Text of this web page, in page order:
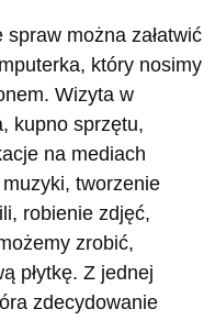
można załatwić
który nosimy
Wizyta w
kupno sprzętu,
na mediach
muzyki, tworzenie
robienie zdjęć,
zrobić,
płytkę. Z jednej
zdecydowanie